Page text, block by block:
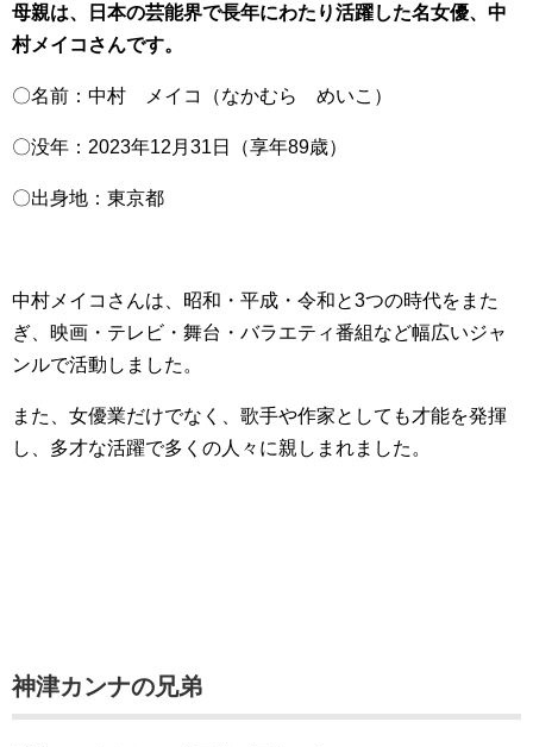
母親は、日本の芸能界で長年にわたり活躍した名女優、中
村メイコさんです。
〇名前：中村 メイコ（なかむら めいこ）
〇没年：2023年12月31日（享年89歳）
〇出身地：東京都
中村メイコさんは、昭和・平成・令和と3つの時代をまた
ぎ、映画・テレビ・舞台・バラエティ番組など幅広いジャ
ンルで活動しました。
また、女優業だけでなく、歌手や作家としても才能を発揮
し、多才な活躍で多くの人々に親しまれました。
神津カンナの兄弟